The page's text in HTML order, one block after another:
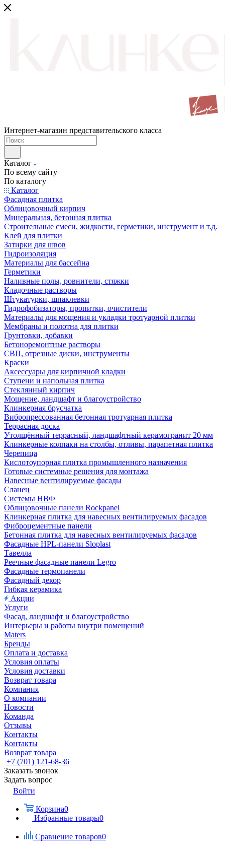
Интернет-магазин представительского класса
Каталог
По всему сайту
По каталогу
Каталог
Фасадная плитка
Облицовочный кирпич
Минеральная, бетонная плитка
Строительные смеси, жидкости, герметики, инструмент и т.д.
Клей для плитки
Затирки для швов
Гидроизоляция
Материалы для бассейна
Герметики
Наливные полы, ровнители, стяжки
Кладочные растворы
Штукатурки, шпаклевки
Гидрофобизаторы, пропитки, очистители
Материалы для мощения и укладки тротуарной плитки
Мембраны и полотна для плитки
Грунтовки, добавки
Бетоноремонтные растворы
СВП, отрезные диски, инструменты
Краски
Аксессуары для кирпичной кладки
Ступени и напольная плитка
Cтеклянный кирпич
Мощение, ландшафт и благоустройство
Клинкерная брусчатка
Вибропрессованная бетонная тротуарная плитка
Террасная доска
Утолщённый террасный, ландшафтный керамогранит 20 мм
Клинкерные колпаки на столбы, отливы, парапетная плитка
Черепица
Кислотоупорная плитка промышленного назначения
Готовые системные решения для монтажа
Навесные вентилируемые фасады
Сланец
Системы НВФ
Облицовочные панели Rockpanel
Клинкерная плитка для навесных вентилируемых фасадов
Фиброцементные панели
Бетонная плитка для навесных вентилируемых фасадов
Фасадные HPL-панели Sloplast
Тавелла
Реечные фасадные панели Legro
Фасадные термопанели
Фасадный декор
Гибкая керамика
Акции
Услуги
Фасад, ландшафт и благоустройство
Интерьеры и работы внутри помещений
Maters
Бренды
Оплата и доставка
Условия оплаты
Условия доставки
Возврат товара
Компания
О компании
Новости
Команда
Отзывы
Контакты
Контакты
Возврат товара
+7 (701) 121-68-36
Заказать звонок
Задать вопрос
Войти
Корзина0
Избранные товары0
Сравнение товаров0